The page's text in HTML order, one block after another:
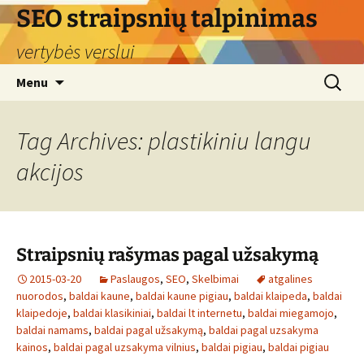
Skip
to
content
SEO straipsnių talpinimas
vertybės verslui
Menu
Search
for:
Tag Archives: plastikiniu langu
akcijos
Straipsnių rašymas pagal užsakymą
2015-03-20 Paslaugos, SEO, Skelbimai
atgalines
nuorodos, baldai kaune, baldai kaune pigiau, baldai klaipeda, baldai
klaipedoje, baldai klasikiniai, baldai lt internetu, baldai miegamojo,
baldai namams, baldai pagal užsakymą, baldai pagal uzsakyma
kainos, baldai pagal uzsakyma vilnius, baldai pigiau, baldai pigiau